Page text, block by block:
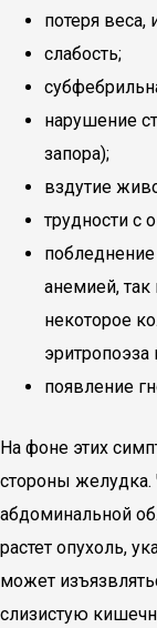
потеря веса,
слабость;
нарушение
запора);
вздутие
трудности с
анемией, так
некоторое
эритропоэза
появление
На фоне этих
стороны желудка.
абдоминальной
растет опухоль,
может
слизистую